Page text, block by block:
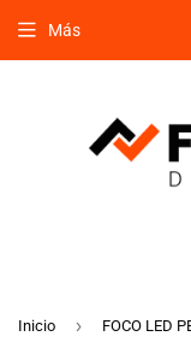
Más
Inicio ›